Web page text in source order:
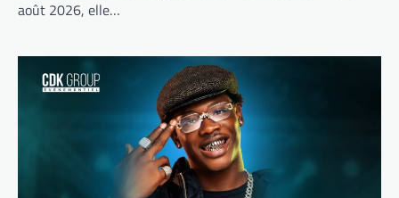
août 2026, elle…